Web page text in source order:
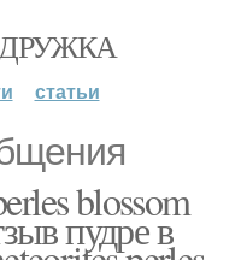
статьи
blossom
пудре в